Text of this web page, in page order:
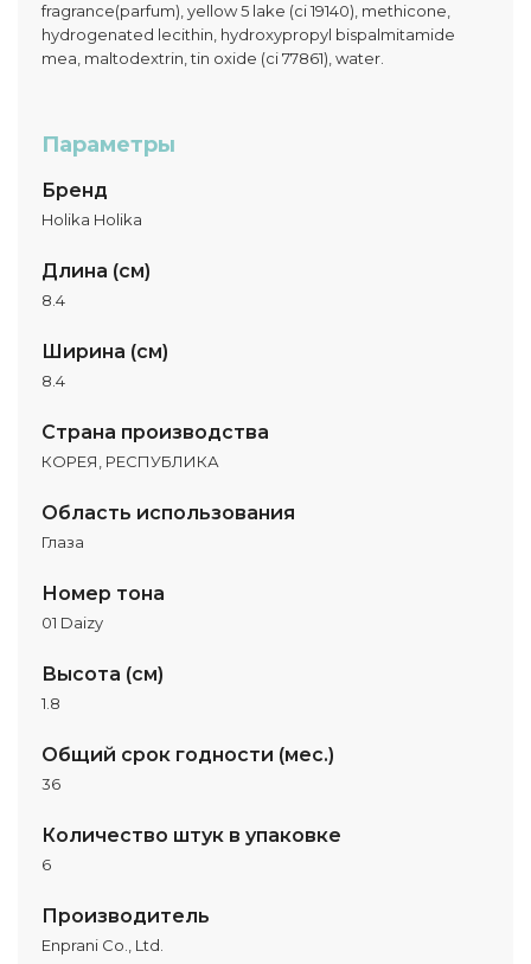
fragrance(parfum), yellow 5 lake (ci 19140), methicone,
hydrogenated lecithin, hydroxypropyl bispalmitamide
mea, maltodextrin, tin oxide (ci 77861), water.
Параметры
Бренд
Holika Holika
Длина (см)
8.4
Ширина (см)
8.4
Страна производства
КОРЕЯ, РЕСПУБЛИКА
Область использования
Глаза
Номер тона
01 Daizy
Высота (см)
1.8
Общий срок годности (мес.)
36
Количество штук в упаковке
6
Производитель
Enprani Co., Ltd.